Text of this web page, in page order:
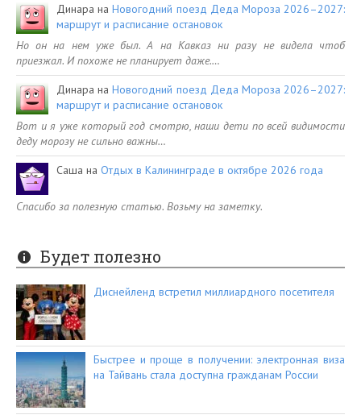
Динара наНовогодний поезд Деда Мороза 2026–2027:
маршрут и расписание остановок
Но он на нем уже был. А на Кавказ ни разу не видела чтоб
приезжал. И похоже не планирует даже.…
Динара наНовогодний поезд Деда Мороза 2026–2027:
маршрут и расписание остановок
Вот и я уже который год смотрю, наши дети по всей видимости
деду морозу не сильно важны…
Саша на Отдых в Калининграде в октябре 2026 года
Спасибо за полезную статью. Возьму на заметку.
Будет полезно
Диснейленд встретил миллиардного посетителя
Быстрее и проще в получении: электронная виза
на Тайвань стала доступна гражданам России